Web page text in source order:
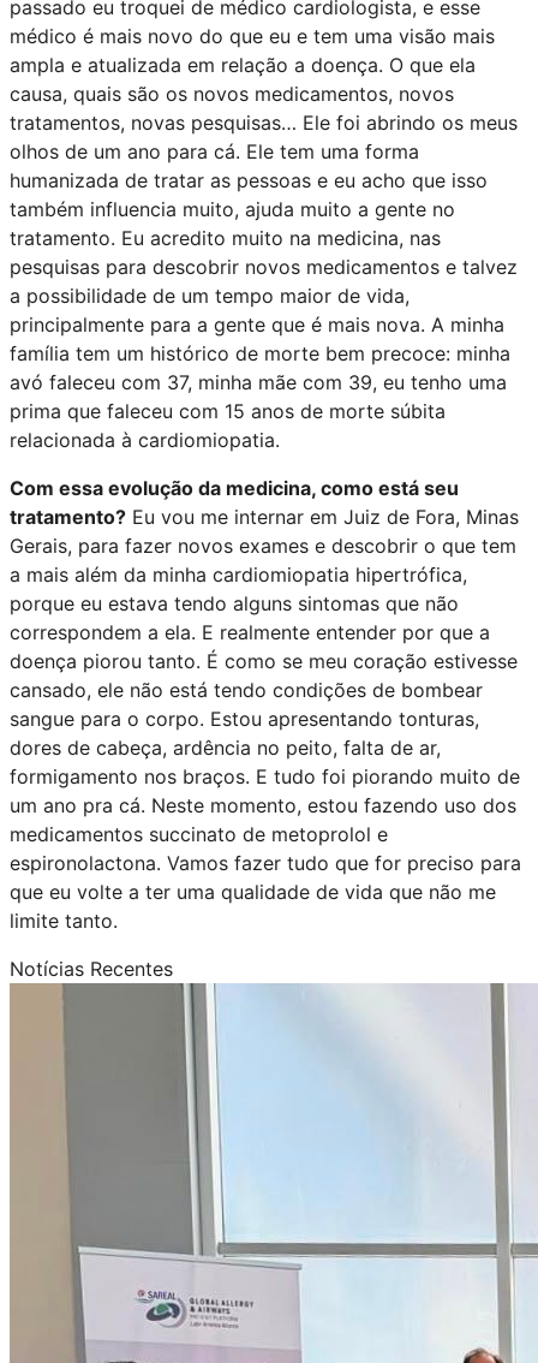
passado eu troquei de médico cardiologista, e esse
médico é mais novo do que eu e tem uma visão mais
ampla e atualizada em relação a doença. O que ela
causa, quais são os novos medicamentos, novos
tratamentos, novas pesquisas… Ele foi abrindo os meus
olhos de um ano para cá. Ele tem uma forma
humanizada de tratar as pessoas e eu acho que isso
também influencia muito, ajuda muito a gente no
tratamento. Eu acredito muito na medicina, nas
pesquisas para descobrir novos medicamentos e talvez
a possibilidade de um tempo maior de vida,
principalmente para a gente que é mais nova. A minha
família tem um histórico de morte bem precoce: minha
avó faleceu com 37, minha mãe com 39, eu tenho uma
prima que faleceu com 15 anos de morte súbita
relacionada à cardiomiopatia.
Com essa evolução da medicina, como está seu
tratamento? Eu vou me internar em Juiz de Fora, Minas
Gerais, para fazer novos exames e descobrir o que tem
a mais além da minha cardiomiopatia hipertrófica,
porque eu estava tendo alguns sintomas que não
correspondem a ela. E realmente entender por que a
doença piorou tanto. É como se meu coração estivesse
cansado, ele não está tendo condições de bombear
sangue para o corpo. Estou apresentando tonturas,
dores de cabeça, ardência no peito, falta de ar,
formigamento nos braços. E tudo foi piorando muito de
um ano pra cá. Neste momento, estou fazendo uso dos
medicamentos succinato de metoprolol e
espironolactona. Vamos fazer tudo que for preciso para
que eu volte a ter uma qualidade de vida que não me
limite tanto.
Notícias Recentes